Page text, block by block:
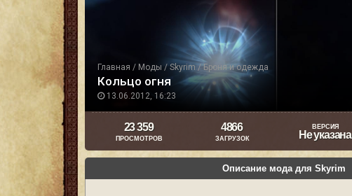
Главная / Моды /Skyrim /Броня и одежда
13.06.2012, 16:23
Кольцо огня
23 359
ПРОСМОТРОВ
4866
ЗАГРУЗОК
ВЕРСИЯ
Не указана
Описание мода для Skyrim